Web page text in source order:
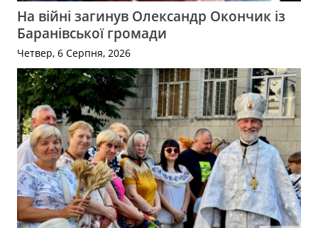
На війні загинув Олександр Окончик із
Баранівської громади
Четвер, 6 Серпня, 2026